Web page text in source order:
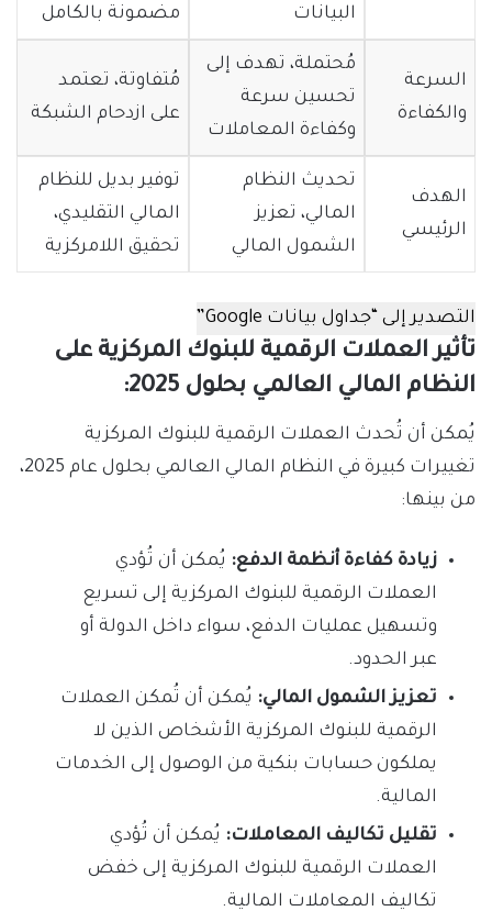
البيانات
مضمونة بالكامل
السرعة
والكفاءة
مُحتملة، تهدف إلى
تحسين سرعة
وكفاءة المعاملات
مُتفاوتة، تعتمد
على ازدحام الشبكة
الهدف
الرئيسي
تحديث النظام
المالي، تعزيز
الشمول المالي
توفير بديل للنظام
المالي التقليدي،
تحقيق اللامركزية
التصدير إلى “جداول بيانات Google”
تأثير العملات الرقمية للبنوك المركزية على
النظام المالي العالمي بحلول 2025:
يُمكن أن تُحدث العملات الرقمية للبنوك المركزية
تغييرات كبيرة في النظام المالي العالمي بحلول عام 2025،
من بينها:
زيادة كفاءة أنظمة الدفع: يُمكن أن تُؤدي
العملات الرقمية للبنوك المركزية إلى تسريع
وتسهيل عمليات الدفع، سواء داخل الدولة أو
عبر الحدود.
تعزيز الشمول المالي: يُمكن أن تُمكن العملات
الرقمية للبنوك المركزية الأشخاص الذين لا
يملكون حسابات بنكية من الوصول إلى الخدمات
المالية.
تقليل تكاليف المعاملات: يُمكن أن تُؤدي
العملات الرقمية للبنوك المركزية إلى خفض
تكاليف المعاملات المالية.